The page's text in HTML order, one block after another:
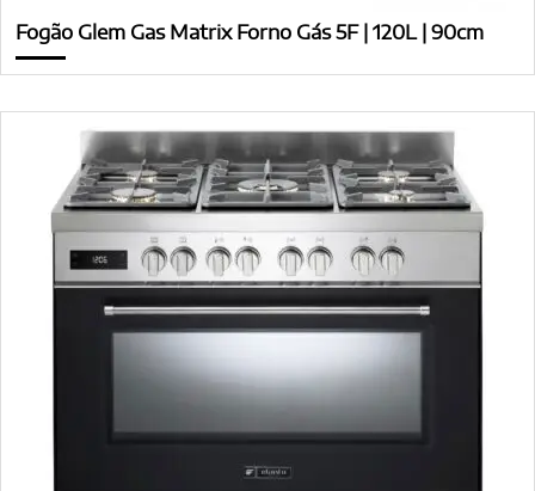
Fogão Glem Gas Matrix Forno Gás 5F | 120L | 90cm